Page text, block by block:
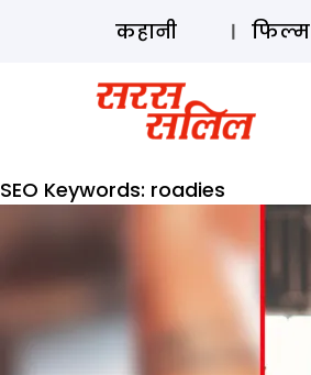
कहानी फिल्म
SEO Keywords: roadies